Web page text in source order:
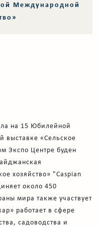
Международной
на 15 Юбилейной
«Сельское
Экспо Центре буден
хозяйство» "Caspian
около 450
мира также участвует
работает в сфере
садоводства и